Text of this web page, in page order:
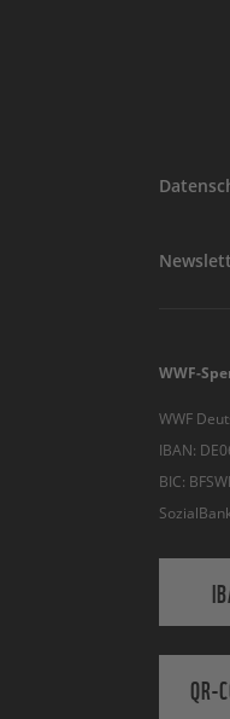
WWF-
WWF
IBAN:
BIC:
QR-